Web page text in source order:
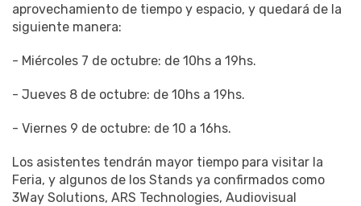
aprovechamiento de tiempo y espacio, y quedará de la
siguiente manera:
- Miércoles 7 de octubre: de 10hs a 19hs.
- Jueves 8 de octubre: de 10hs a 19hs.
- Viernes 9 de octubre: de 10 a 16hs.
Los asistentes tendrán mayor tiempo para visitar la
Feria, y algunos de los Stands ya confirmados como
3Way Solutions, ARS Technologies, Audiovisual